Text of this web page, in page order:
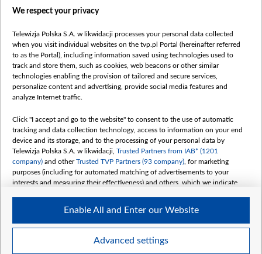
Правілы выкарыстання матэрыялаў
Бяспека
Youtube
Белсат news
Белсат Shorts
Жэстачайшы мульт
Belsat English
Biełsat PL
Белсат Now
Белсат History
Белсат Music
Белсат Doc
My consents
We respect your privacy
Telewizja Polska S.A. w likwidacji processes your personal data collected
when you visit individual websites on the tvp.pl Portal (hereinafter referred
to as the Portal), including information saved using technologies used to
track and store them, such as cookies, web beacons or other similar
technologies enabling the provision of tailored and secure services,
personalize content and advertising, provide social media features and
analyze Internet traffic.
Click "I accept and go to the website" to consent to the use of automatic
tracking and data collection technology, access to information on your end
device and its storage, and to the processing of your personal data by
Telewizja Polska S.A. w likwidacji, Trusted Partners from IAB* (1201
company) and otherTrusted TVP Partners (93 company) , for marketing
purposes (including for automated matching of advertisements to your
interests and measuring their effectiveness) and others, which we indicate
The purposes of processing your data by TVP S.A. w likwidacji are as
follows:
Use limited data to select advertising
Advanced settings
Enable All and Enter our Website